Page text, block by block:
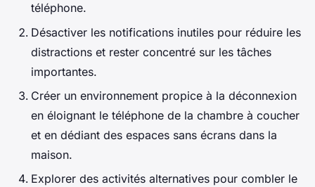
téléphone.
Désactiver les notifications inutiles pour réduire les
distractions et rester concentré sur les tâches
importantes.
Créer un environnement propice à la déconnexion
en éloignant le téléphone de la chambre à coucher
et en dédiant des espaces sans écrans dans la
maison.
Explorer des activités alternatives pour combler le